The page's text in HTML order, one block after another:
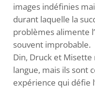
images indéfinies
durant laquelle la
problèmes alimente
souvent improbable.
Din, Druck et
langue, mais ils sont
expérience qui défie